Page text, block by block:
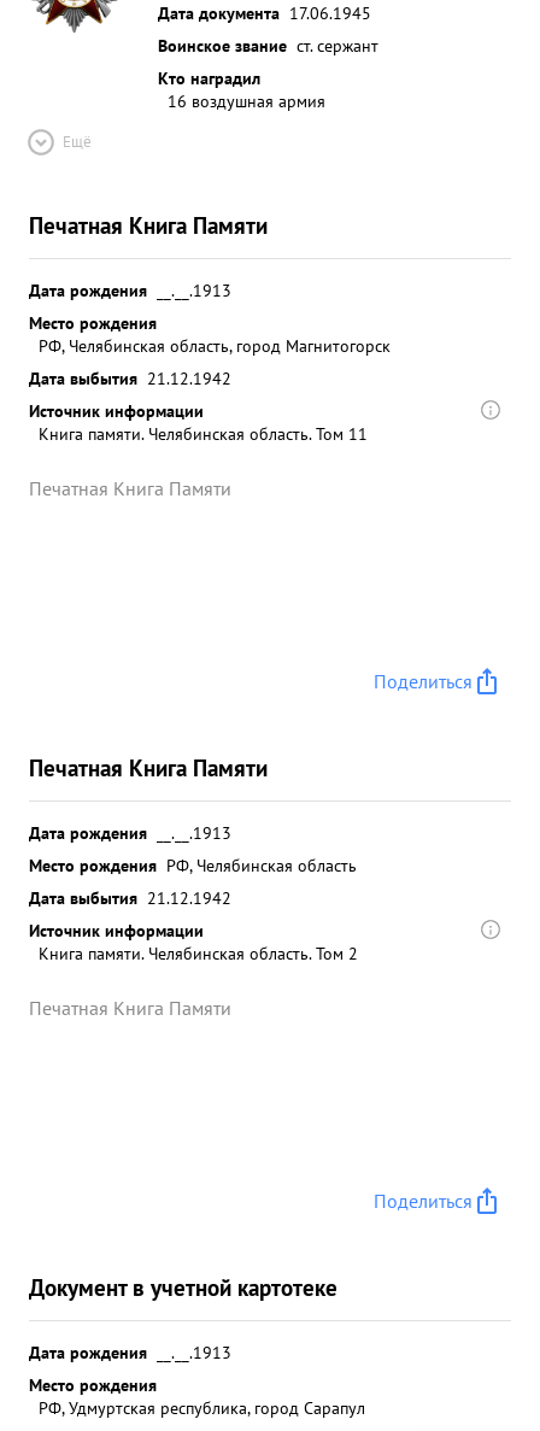
Дата документа 17.06.1945
Воинское звание ст. сержант
Кто наградил
16 воздушная армия
Ещё
Печатная Книга Памяти
Дата рождения
__.__.1913
Место рождения
РФ, Челябинская область, город Магнитогорск
Дата выбытия 21.12.1942
Источник информации
Книга памяти. Челябинская область. Том 11
Печатная Книга Памяти
Поделиться
Печатная Книга Памяти
Дата рождения
__.__.1913
Место рождения РФ, Челябинская область
Дата выбытия 21.12.1942
Источник информации
Книга памяти. Челябинская область. Том 2
Печатная Книга Памяти
Поделиться
Документ в учетной картотеке
Дата рождения
__.__.1913
Место рождения
РФ, Удмуртская республика, город Сарапул